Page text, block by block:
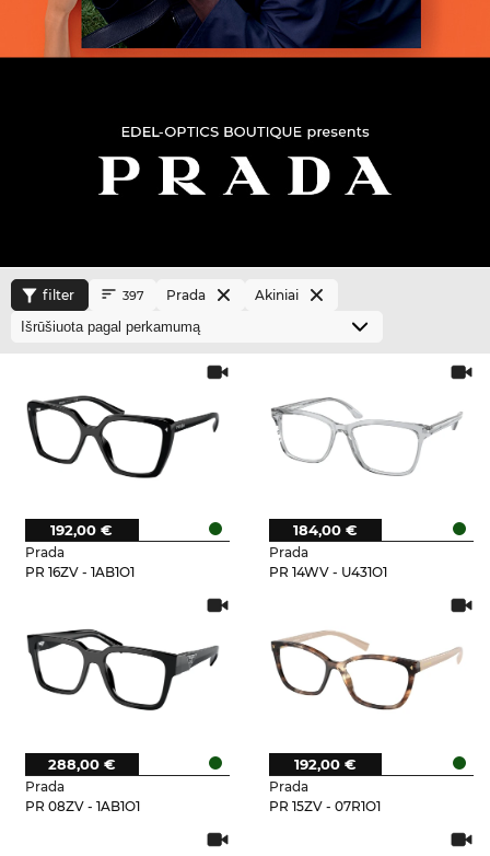
filter 397 Prada Akiniai
Prada
PR 16ZV - 1AB1O1
192,00 €
Prada
PR 14WV - U431O1
184,00 €
Prada
PR 08ZV - 1AB1O1
288,00 €
Prada
PR 15ZV - 07R1O1
192,00 €